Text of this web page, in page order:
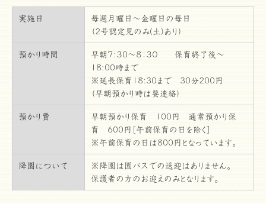
実施日
毎週月曜日～金曜日の毎日
（2号認定児のみ(土)あり）
預かり時間
早朝７:３0～８：３０ 保育終了後～
18:00時まで
※延長保育18:30まで 30分200円
（早朝預かり時は要連絡）
預かり費
早朝預かり保育 100円 通常預かり保
育 600円［午前保育の日を除く］
※午前保育の日は800円となっています。
降園について
※降園は園バスでの送迎はありません。
保護者の方のお迎えのみとなります。